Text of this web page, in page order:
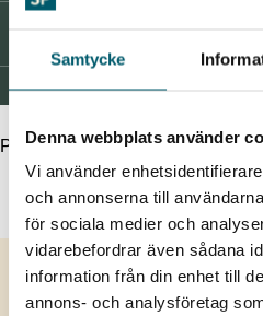
Samtycke
Denna webbplats använder
Vi använder
och annonserna till
för sociala medier och
vidarebefordrar även sådana
information från din enhet till
annons- och analysföretag
Produktdata
LADDA NER